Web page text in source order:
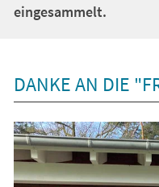
eingesammelt.
DANKE AN DIE